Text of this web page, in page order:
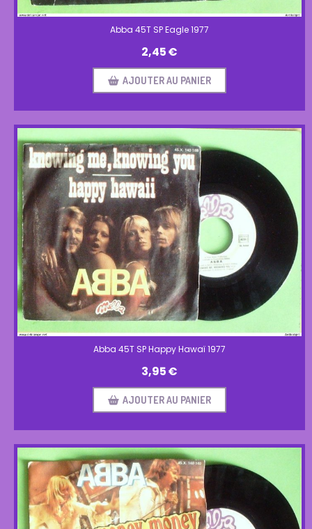
Abba 45T SP Eagle 1977
2,45€
AJOUTER AU PANIER
Abba 45T SP Happy Hawaï 1977
3,95€
AJOUTER AU PANIER